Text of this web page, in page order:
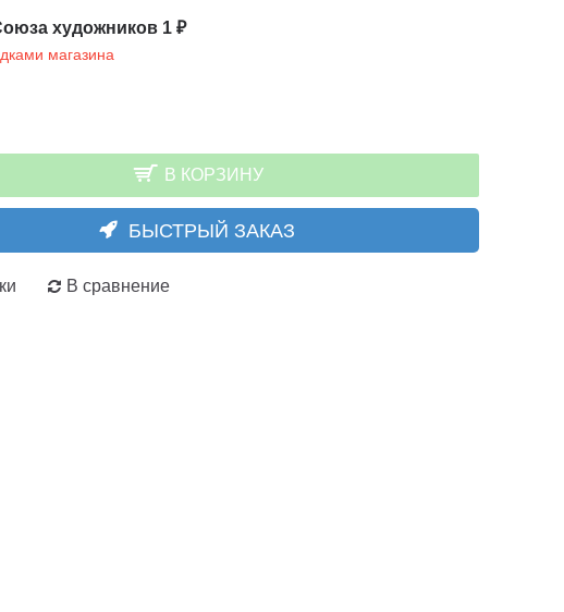
художников 1 ₽
магазина
В КОРЗИНУ
БЫСТРЫЙ ЗАКАЗ
В сравнение